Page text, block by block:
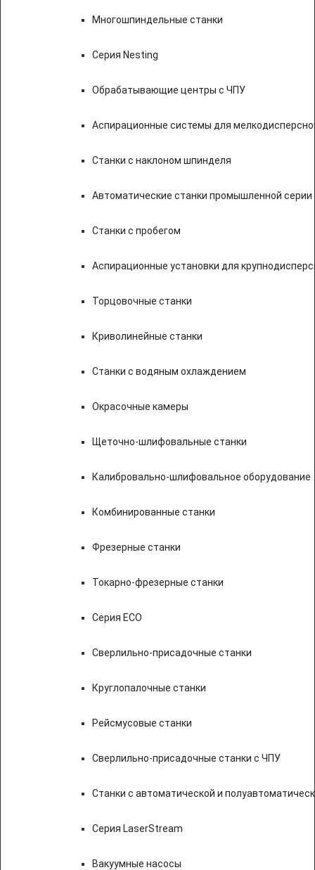
Многошпиндельные станки
Серия Nesting
Обрабатывающие центры с ЧПУ
Аспирационные системы для
Станки с наклоном шпинделя
Автоматические станки промышленной серии
Станки с пробегом
Аспирационные установки для
Торцовочные станки
Криволинейные станки
Станки с водяным охлаждением
Окрасочные камеры
Щеточно-шлифовальные станки
Калибровально-шлифовальное оборудование
Комбинированные станки
Фрезерные станки
Токарно-фрезерные станки
Серия ECO
Сверлильно-присадочные станки
Круглопалочные станки
Рейсмусовые станки
Сверлильно-присадочные станки с ЧПУ
Станки с автоматической и
Серия LaserStream
Вакуумные насосы